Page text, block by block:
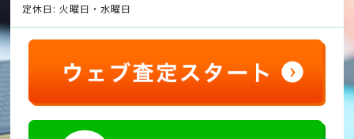
定休日: 火曜日・水曜日